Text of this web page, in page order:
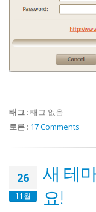
태그 : 태그 없음
토론 : 17 Comments
26
11월
새 테
요!